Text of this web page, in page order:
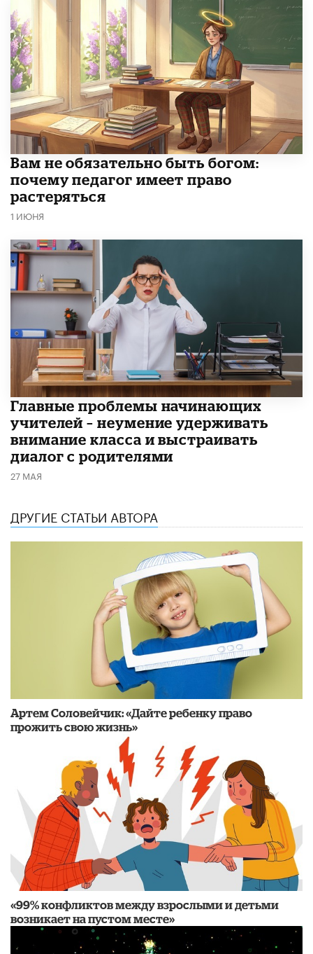
​Вам не обязательно быть богом:
почему педагог имеет право
растеряться
1 ИЮНЯ
Главные проблемы начинающих
учителей – неумение удерживать
внимание класса и выстраивать
диалог с родителями
27 МАЯ
ДРУГИЕ СТАТЬИ АВТОРА
Артем Соловейчик: «Дайте ребенку право
прожить свою жизнь»
«99% конфликтов между взрослыми и детьми
возникает на пустом месте»